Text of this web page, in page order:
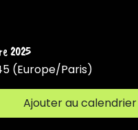
2025
(Europe/Paris)
Ajouter au calendrier